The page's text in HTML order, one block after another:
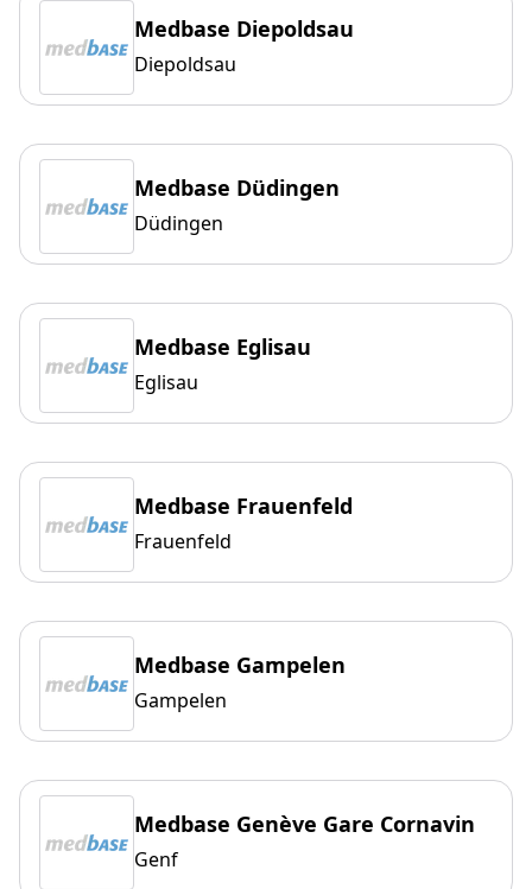
Medbase Diepoldsau
Diepoldsau
Medbase Düdingen
Düdingen
Medbase Eglisau
Eglisau
Medbase Frauenfeld
Frauenfeld
Medbase Gampelen
Gampelen
Medbase Genève Gare Cornavin
Genf